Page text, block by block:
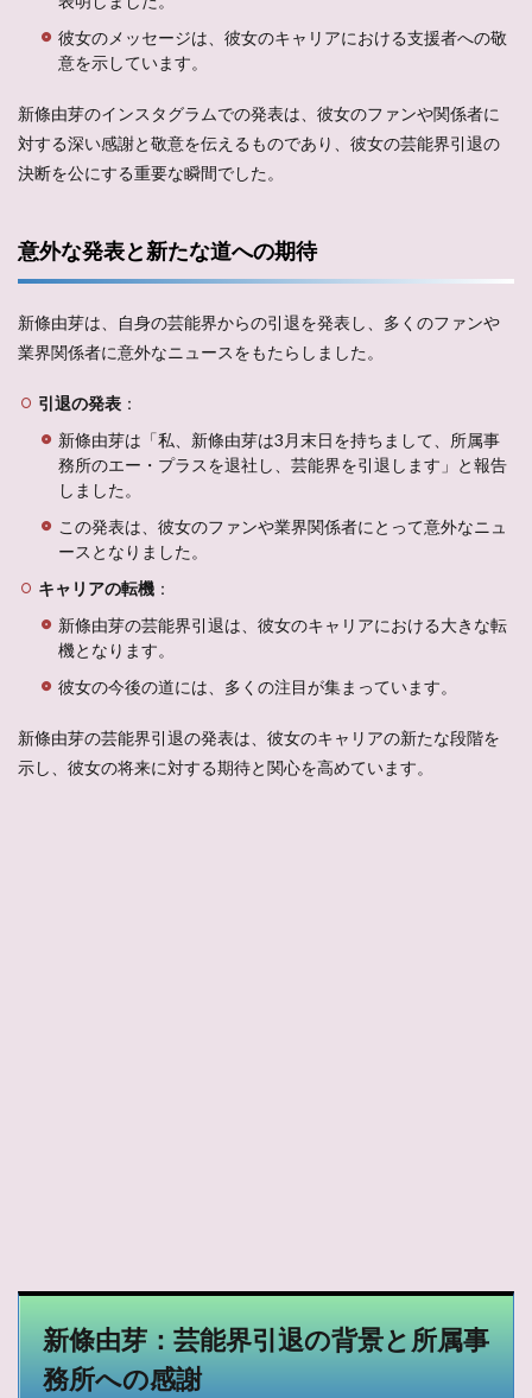
彼女のメッセージは、彼女のキャリアにおける支援者への敬
意を示しています。
新條由芽のインスタグラムでの発表は、彼女のファンや関係者に
対する深い感謝と敬意を伝えるものであり、彼女の芸能界引退の
決断を公にする重要な瞬間でした。
意外な発表と新たな道への期待
新條由芽は、自身の芸能界からの引退を発表し、多くのファンや
業界関係者に意外なニュースをもたらしました。
引退の発表 ：
新條由芽は「私、新條由芽は3月末日を持ちまして、所属事
務所のエー・プラスを退社し、芸能界を引退します」と報告
しました。
この発表は、彼女のファンや業界関係者にとって意外なニュ
ースとなりました。
キャリアの転機 ：
新條由芽の芸能界引退は、彼女のキャリアにおける大きな転
機となります。
彼女の今後の道には、多くの注目が集まっています。
新條由芽の芸能界引退の発表は、彼女のキャリアの新たな段階を
示し、彼女の将来に対する期待と関心を高めています。
新條由芽：芸能界引退の背景と所属事
務所への感謝